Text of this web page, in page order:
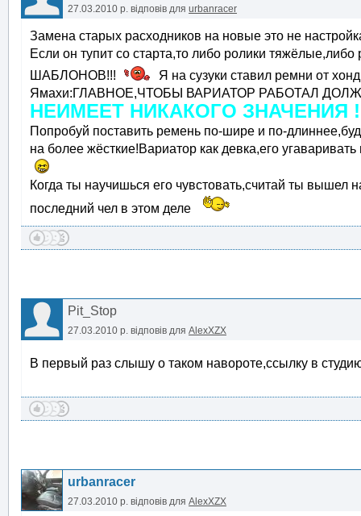
27.03.2010 р. відповів для urbanracer
Замена старых расходников на новые это не
Если он тупит со старта,то либо ролики
ШАБЛОНОВ!!!
Я на сузуки ставил ремни от
Ямахи:ГЛАВНОЕ,ЧТОБЫ ВАРИАТОР РАБОТАЛ
НЕИМЕЕТ НИКАКОГО ЗНАЧЕНИЯ
Попробуй поставить ремень по-шире и по-
на более жёсткие!Вариатор как девка,его
Когда ты научишься его чувстовать,считай ты вышел
последний чел в этом деле
Pit_Stop
27.03.2010 р. відповів для AlexXZX
В первый раз слышу о таком навороте,ссылку в
urbanracer
27.03.2010 р. відповів для AlexXZX